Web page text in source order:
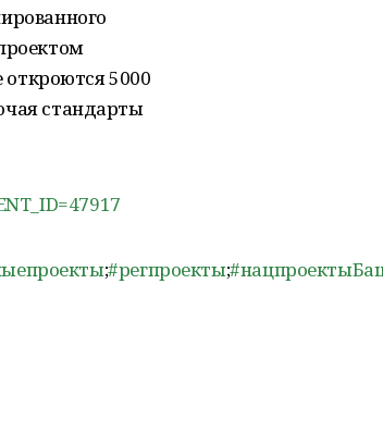
откроются 5000
стандарты
;#регпроекты;